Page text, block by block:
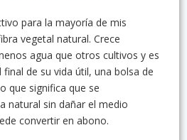
para la mayoría de mis
vegetal natural. Crece
agua que otros cultivos y es
de su vida útil, una bolsa de
que significa que se
natural sin dañar el medio
convertir en abono.